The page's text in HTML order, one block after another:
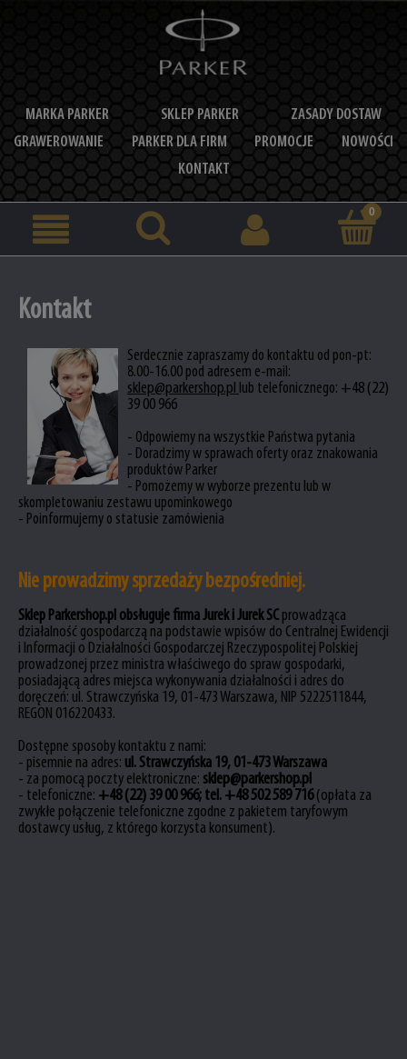
MARKA PARKER SKLEP PARKER
ZASADY DOSTAW
GRAWEROWANIE
PARKER DLA FIRM PROMOCJE
NOWOŚCI
KONTAKT
Kontakt
Serdecznie zapraszamy do kontaktu od pon-pt:
8.00-16.00 pod adresem e-mail:
sklep@parkershop.pl lub telefonicznego: +48 (22)
39 00 966
- Odpowiemy na wszystkie Państwa pytania
- Doradzimy w sprawach oferty oraz znakowania
produktów Parker
- Pomożemy w wyborze prezentu lub w
skompletowaniu zestawu upominkowego
- Poinformujemy o statusie zamówienia
Nie prowadzimy sprzedaży bezpośredniej.
Sklep Parkershop.pl obsługuje firma Jurek i Jurek SC prowadząca
działalność gospodarczą na podstawie wpisów do Centralnej Ewidencji
i Informacji o Działalności Gospodarczej Rzeczypospolitej Polskiej
prowadzonej przez ministra właściwego do spraw gospodarki,
posiadającą adres miejsca wykonywania działalności i adres do
doręczeń: ul. Strawczyńska 19, 01-473 Warszawa, NIP 5222511844,
REGON 016220433.
Dostępne sposoby kontaktu z nami:
- pisemnie na adres: ul. Strawczyńska 19, 01-473 Warszawa
- za pomocą poczty elektroniczne: sklep@parkershop.pl
- telefoniczne: +48 (22) 39 00 966; tel. +48 502 589 716(opłata za
zwykłe połączenie telefoniczne zgodne z pakietem taryfowym
dostawcy usług, z którego korzysta konsument).